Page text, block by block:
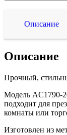
Описание
Описание
Прочный,
Модель AС1790-
подходит для
комнаты или
Изготовлен из